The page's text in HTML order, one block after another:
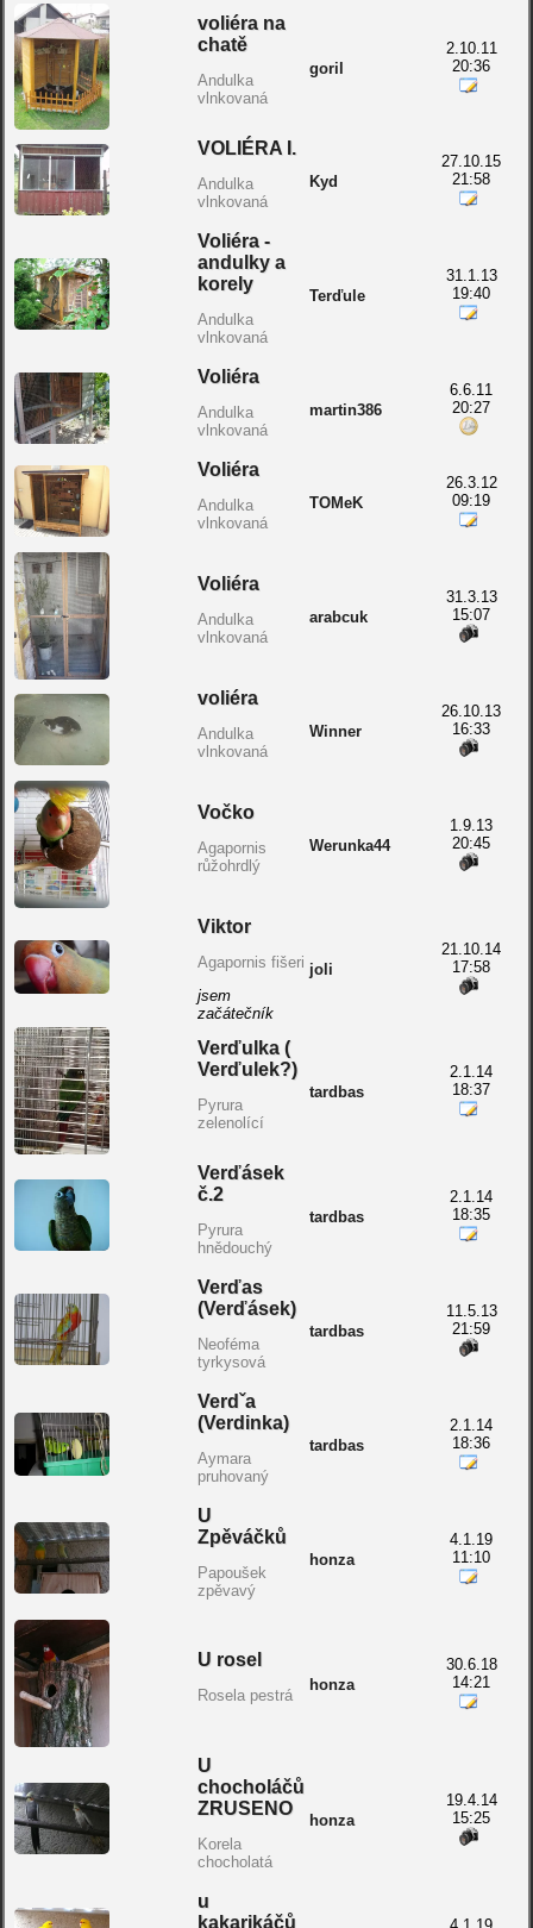
voliéra na
chatě
Andulka
vlnkovaná
goril
2.10.11
20:36
VOLIÉRA I.
Andulka
vlnkovaná
Kyd
27.10.15
21:58
Voliéra -
andulky a
korely
Andulka
vlnkovaná
Terďule
31.1.13
19:40
Voliéra
Andulka
vlnkovaná
martin386
6.6.11
20:27
Voliéra
Andulka
vlnkovaná
TOMeK
26.3.12
09:19
Voliéra
Andulka
vlnkovaná
arabcuk
31.3.13
15:07
voliéra
Andulka
vlnkovaná
Winner
26.10.13
16:33
Vočko
Agapornis
růžohrdlý
Werunka44
1.9.13
20:45
Viktor
Agapornis fišeri
jsem
začátečník
joli
21.10.14
17:58
Verďulka (
Verďulek?)
Pyrura
zelenolící
tardbas
2.1.14
18:37
Verďásek
č.2
Pyrura
hnědouchý
tardbas
2.1.14
18:35
Verďas
(Verďásek)
Neoféma
tyrkysová
tardbas
11.5.13
21:59
Verdˇa
(Verdinka)
Aymara
pruhovaný
tardbas
2.1.14
18:36
U
Zpěváčků
Papoušek
zpěvavý
honza
4.1.19
11:10
U rosel
Rosela pestrá
honza
30.6.18
14:21
U
chocholáčů
ZRUSENO
Korela
chocholatá
honza
19.4.14
15:25
u
kakarikáčů